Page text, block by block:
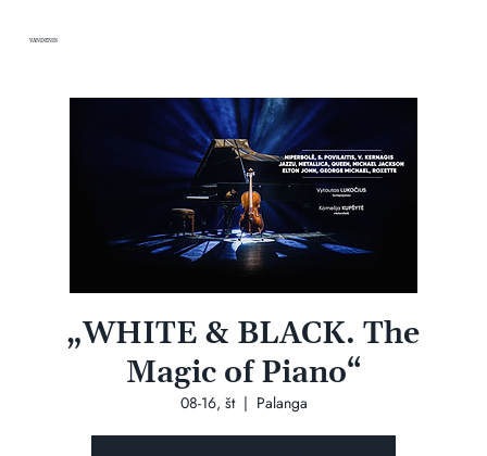
VANDENIS
„WHITE & BLACK. The
Magic of Piano“
08-16, št
  |
Palanga